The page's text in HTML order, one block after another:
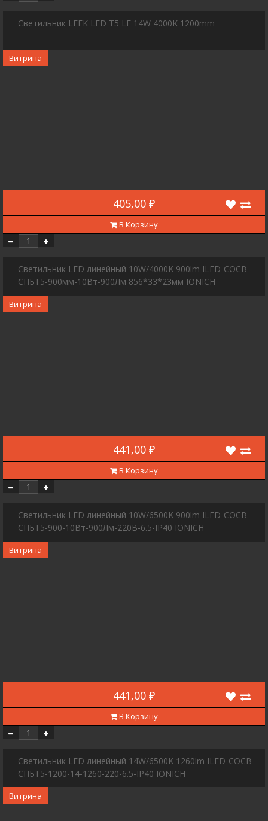
Светильник LEEK LED T5 LE 14W 4000K 1200mm
Витрина
405,00 ₽
В Корзину
Светильник LED линейный 10W/4000K 900lm ILED-COCB-
СПБТ5-900мм-10Вт-900Лм 856*33*23мм IONICH
Витрина
441,00 ₽
В Корзину
Светильник LED линейный 10W/6500K 900lm ILED-COCB-
СПБТ5-900-10Вт-900Лм-220В-6.5-IP40 IONICH
Витрина
441,00 ₽
В Корзину
Светильник LED линейный 14W/6500K 1260lm ILED-COCB-
СПБТ5-1200-14-1260-220-6.5-IP40 IONICH
Витрина